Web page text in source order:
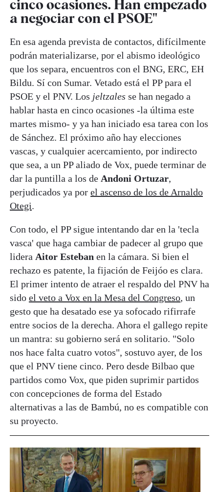
cinco ocasiones. Han empezado
a negociar con el PSOE"
En esa agenda prevista de contactos, difícilmente
podrán materializarse, por el abismo ideológico
que los separa, encuentros con el BNG, ERC, EH
Bildu. Sí con Sumar. Vetado está el PP para el
PSOE y el PNV. Los jeltzales se han negado a
hablar hasta en cinco ocasiones -la última este
martes mismo- y ya han iniciado esa tarea con los
de Sánchez. El próximo año hay elecciones
vascas, y cualquier acercamiento, por indirecto
que sea, a un PP aliado de Vox, puede terminar de
dar la puntilla a los de Andoni Ortuzar,
perjudicados ya por el ascenso de los de Arnaldo
Otegi.
Con todo, el PP sigue intentando dar en la 'tecla
vasca' que haga cambiar de padecer al grupo que
lidera Aitor Esteban en la cámara. Si bien el
rechazo es patente, la fijación de Feijóo es clara.
El primer intento de atraer el respaldo del PNV ha
sido el veto a Vox en la Mesa del Congreso, un
gesto que ha desatado ese ya sofocado rifirrafe
entre socios de la derecha. Ahora el gallego repite
un mantra: su gobierno será en solitario. "Solo
nos hace falta cuatro votos", sostuvo ayer, de los
que el PNV tiene cinco. Pero desde Bilbao que
partidos como Vox, que piden suprimir partidos
con concepciones de forma del Estado
alternativas a las de Bambú, no es compatible con
su proyecto.